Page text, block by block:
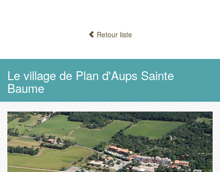
Retour liste
Le village de Plan d'Aups Sainte
Baume